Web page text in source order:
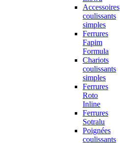
Accessoires
coulissants
simples
Ferrures
Fapim
Formula
Chariots
coulissants
simples
Ferrures
Roto
Inline
Ferrures
Sotralu
Poignées
coulissants